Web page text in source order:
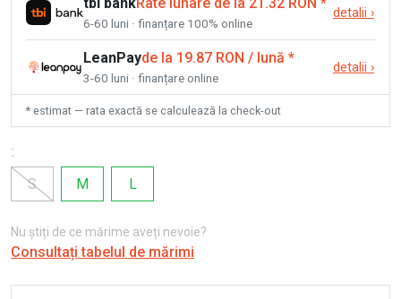
6-60 luni · finanțare 100% online
detalii ›
LeanPayde la 19.87 RON / lună *
3-60 luni · finanțare online
detalii ›
* estimat — rata exactă se calculează la check-out
:
S
M L
Nu știți de ce mărime aveți nevoie?
Consultați tabelul de mărimi